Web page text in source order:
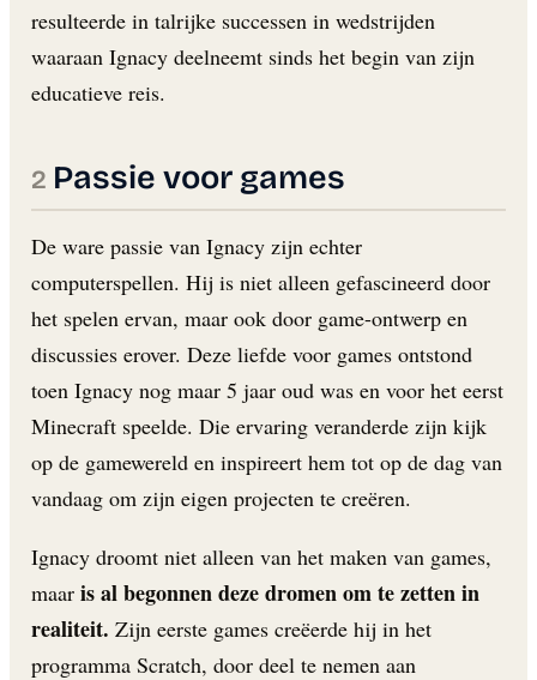
resulteerde in talrijke successen in wedstrijden
waaraan Ignacy deelneemt sinds het begin van zijn
educatieve reis.
Passie voor games
De ware passie van Ignacy zijn echter
computerspellen. Hij is niet alleen gefascineerd door
het spelen ervan, maar ook door game-ontwerp en
discussies erover. Deze liefde voor games ontstond
toen Ignacy nog maar 5 jaar oud was en voor het eerst
Minecraft speelde. Die ervaring veranderde zijn kijk
op de gamewereld en inspireert hem tot op de dag van
vandaag om zijn eigen projecten te creëren.
Ignacy droomt niet alleen van het maken van games,
maar is al begonnen deze dromen om te zetten in
realiteit. Zijn eerste games creëerde hij in het
programma Scratch, door deel te nemen aan